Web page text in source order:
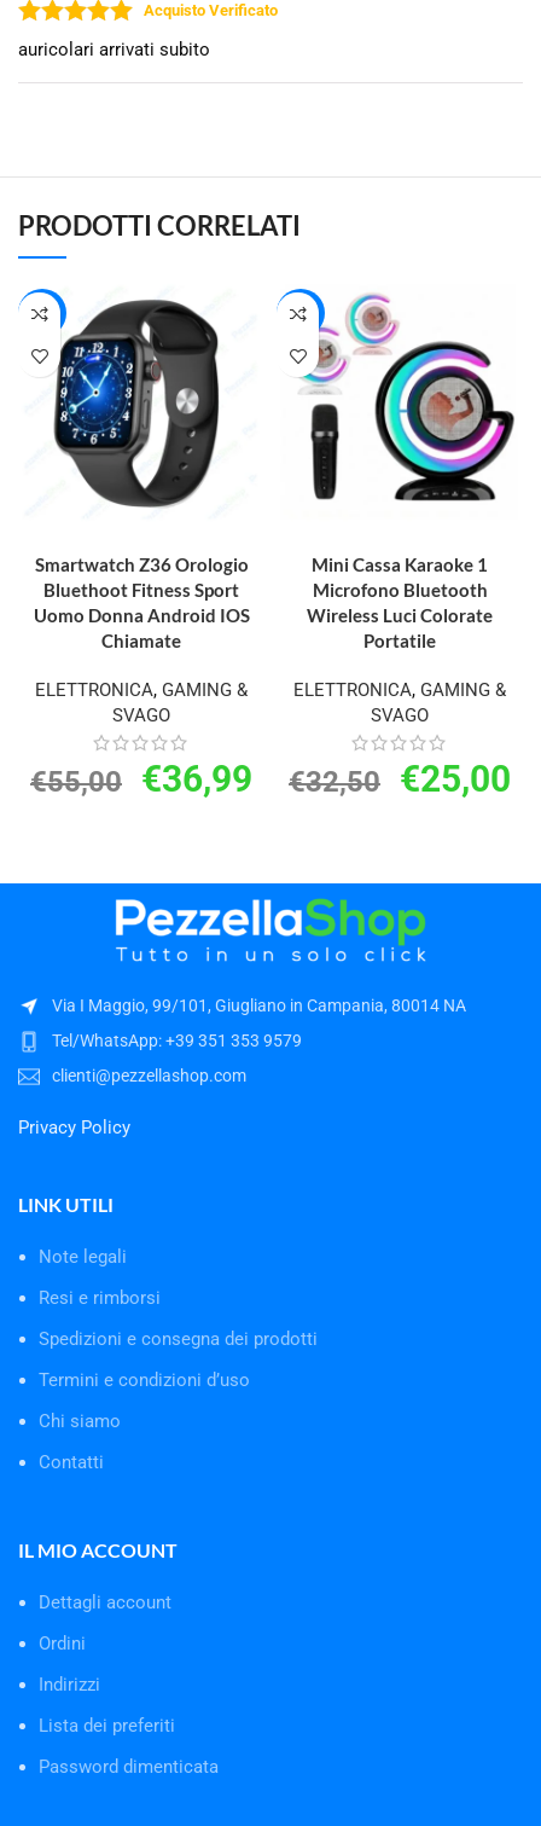
Valutato 5su 5
auricolari arrivati subito
PRODOTTI CORRELATI
-33%
Smartwatch Z36 Orologio
Bluethoot Fitness Sport
Uomo Donna Android IOS
Chiamate
ELETTRONICA, GAMING &
SVAGO
€55,00 €36,99
-23%
Mini Cassa Karaoke 1
Microfono Bluetooth
Wireless Luci Colorate
Portatile
ELETTRONICA, GAMING &
SVAGO
€32,50 €25,00
Via I Maggio, 99/101, Giugliano in Campania, 80014 NA
Tel/WhatsApp: +39 351 353 9579
clienti@pezzellashop.com
Privacy Policy
LINK UTILI
Note legali
Resi e rimborsi
Spedizioni e consegna dei prodotti
Termini e condizioni d’uso
Chi siamo
Contatti
IL MIO ACCOUNT
Dettagli account
Ordini
Indirizzi
Lista dei preferiti
Password dimenticata